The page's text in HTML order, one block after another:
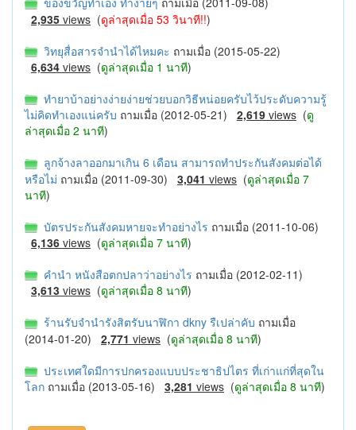
2,935 views (ดูล่าสุดเมื่อ 53 วินาที!!)
วิทยุสื่อสารจำนำได้ไหมคะ ถามเมื่อ (2015-05-22)
6,634 views (ดูล่าสุดเมื่อ 1 นาที)
ทำยาบ้าอย่างง่ายง่ายช่วยบอกวิธีหน่อยครับไว้ประดับความรู้
ไม่คิดทำเองแน่ครับ ถามเมื่อ (2012-05-21) 2,619 views (ดู
ล่าสุดเมื่อ 2 นาที)
ลูกจ้างลาออกมาเกิน 6 เดือน สามารถทำประกันสังคมต่อได้
หรือไม่ ถามเมื่อ (2011-09-30) 3,041 views (ดูล่าสุดเมื่อ 7
นาที)
บัตรประกันสังคมหายจะทำอย่างไร ถามเมื่อ (2011-10-06)
6,136 views (ดูล่าสุดเมื่อ 7 นาที)
คำนำ หนังสือตกปลาว่าอย่างไร ถามเมื่อ (2012-02-11)
3,613 views (ดูล่าสุดเมื่อ 8 นาที)
ร้านรับจำนำรังสิตรับนาฬิกา dkny รืเปล่าคับ ถามเมื่อ
(2014-01-20) 2,771 views (ดูล่าสุดเมื่อ 8 นาที)
ประเทศใดมีการปกครองแบบประชาธิปไตร ที่เก่าแก่ที่สุดใน
โลก ถามเมื่อ (2013-05-16) 3,281 views (ดูล่าสุดเมื่อ 8 นาที)